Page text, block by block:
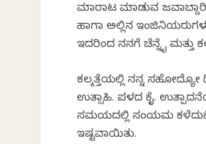
ಮಾರಾಟ ಮಾಡುವ ಜವಾಬ್ದಾರಿ
ಹಾಗಾಗಿ ಅಲ್ಲಿನ
ಇದರಿಂದ ನನಗೆ ಚೆನ್ನೈ ಮತ್ತು
ಕಲ್ಕತ್ತೆಯಲ್ಲಿ ನನ್ನ
ಉತ್ಸಾಹಿ. ಪಳಗಿದ ಕೈ.
ಸಮಯದಲ್ಲಿ ಸಂಯಮ
ಇಷ್ಟವಾಯಿತು.